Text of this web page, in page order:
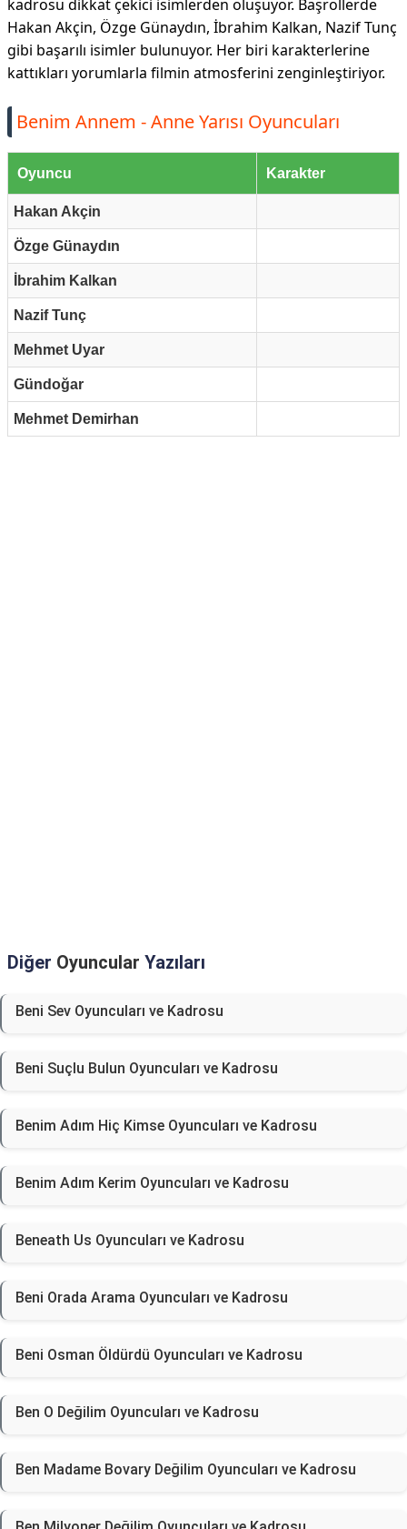
kadrosu dikkat çekici isimlerden oluşuyor. Başrollerde
Hakan Akçin, Özge Günaydın, İbrahim Kalkan, Nazif Tunç
gibi başarılı isimler bulunuyor. Her biri karakterlerine
kattıkları yorumlarla filmin atmosferini zenginleştiriyor.
Benim Annem - Anne Yarısı Oyuncuları
Oyuncu Karakter
Hakan Akçin
Özge Günaydın
İbrahim Kalkan
Nazif Tunç
Mehmet Uyar
Gündoğar
Mehmet Demirhan
Diğer Oyuncular Yazıları
Beni Sev Oyuncuları ve Kadrosu
Beni Suçlu Bulun Oyuncuları ve Kadrosu
Benim Adım Hiç Kimse Oyuncuları ve Kadrosu
Benim Adım Kerim Oyuncuları ve Kadrosu
Beneath Us Oyuncuları ve Kadrosu
Beni Orada Arama Oyuncuları ve Kadrosu
Beni Osman Öldürdü Oyuncuları ve Kadrosu
Ben O Değilim Oyuncuları ve Kadrosu
Ben Madame Bovary Değilim Oyuncuları ve Kadrosu